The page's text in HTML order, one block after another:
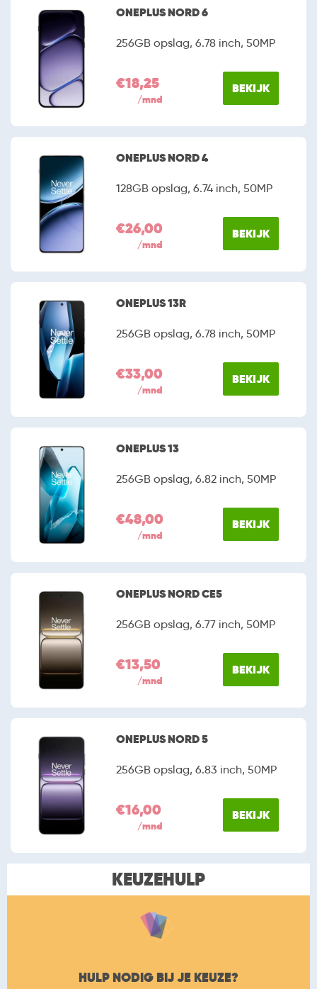
verschillende OnePlus smartphones om je keuze
eenvoudiger te maken.
ONEPLUS NORD 6
256GB opslag, 6.78 inch, 50MP
€18,25
/mnd
BEKIJK
ONEPLUS NORD 4
128GB opslag, 6.74 inch, 50MP
€26,00
/mnd
BEKIJK
ONEPLUS 13R
256GB opslag, 6.78 inch, 50MP
€33,00
/mnd
BEKIJK
ONEPLUS 13
256GB opslag, 6.82 inch, 50MP
€48,00
/mnd
BEKIJK
ONEPLUS NORD CE5
256GB opslag, 6.77 inch, 50MP
€13,50
/mnd
BEKIJK
ONEPLUS NORD 5
256GB opslag, 6.83 inch, 50MP
€16,00
/mnd
BEKIJK
KEUZEHULP
HULP NODIG BIJ JE KEUZE?